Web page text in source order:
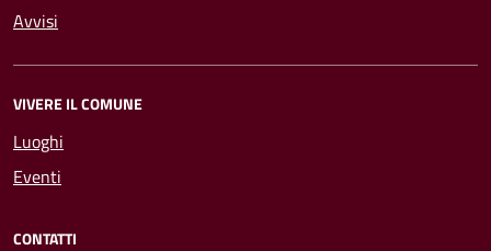
Avvisi
VIVERE IL COMUNE
Luoghi
Eventi
CONTATTI